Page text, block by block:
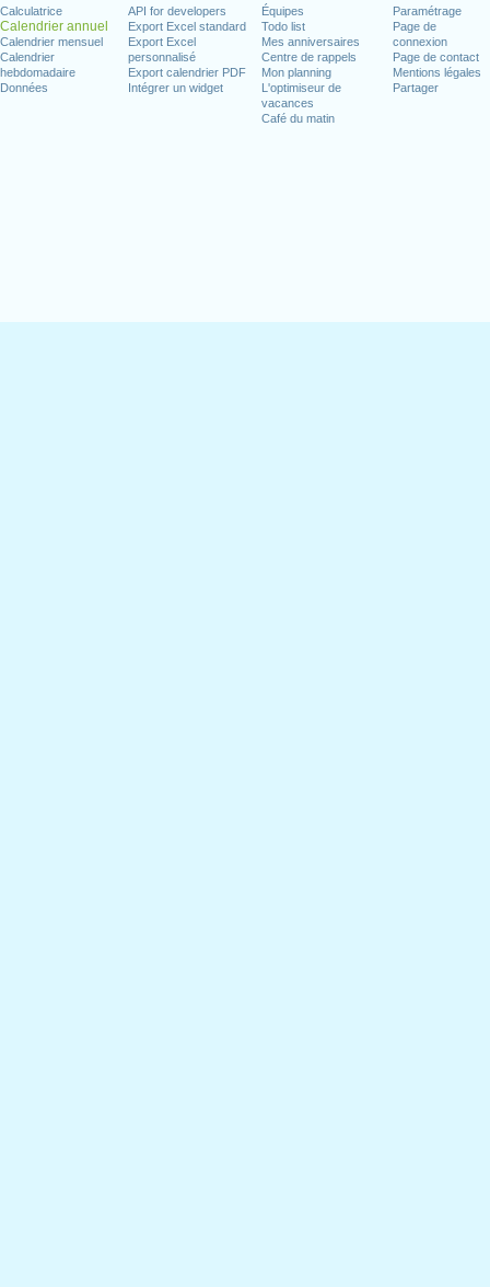
Calculatrice
Calendrier annuel
Calendrier mensuel
Calendrier
hebdomadaire
Données
API for developers
Export Excel standard
Export Excel
personnalisé
Export calendrier PDF
Intégrer un widget
Équipes
Todo list
Mes anniversaires
Centre de rappels
Mon planning
L'optimiseur de
vacances
Café du matin
Paramétrage
Page de
connexion
Page de contact
Mentions légales
Partager